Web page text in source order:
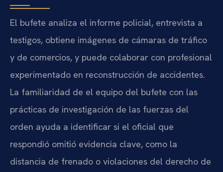
El bufete analiza el informe policial, entrevista a
testigos, obtiene imágenes de cámaras de tráfico
y de comercios, y puede colaborar con profesional
experimentado en reconstrucción de accidentes.
La familiaridad de el equipo del bufete con las
prácticas de investigación de las fuerzas del
orden ayuda a identificar si el oficial que
respondió omitió evidencia clave, como la
distancia de frenado o violaciones del derecho de